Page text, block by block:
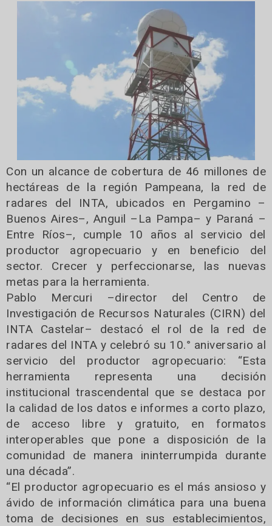
Con un alcance de cobertura de 46 millones de
hectáreas de la región Pampeana, la red de
radares del INTA, ubicados en Pergamino –
Buenos Aires–, Anguil –La Pampa– y Paraná –
Entre Ríos–, cumple 10 años al servicio del
productor agropecuario y en beneficio del
sector. Crecer y perfeccionarse, las nuevas
metas para la herramienta.
Pablo Mercuri –director del Centro de
Investigación de Recursos Naturales (CIRN) del
INTA Castelar– destacó el rol de la red de
radares del INTA y celebró su 10.° aniversario al
servicio del productor agropecuario: “Esta
herramienta representa una decisión
institucional trascendental que se destaca por
la calidad de los datos e informes a corto plazo,
de acceso libre y gratuito, en formatos
interoperables que pone a disposición de la
comunidad de manera ininterrumpida durante
una década”.
“El productor agropecuario es el más ansioso y
ávido de información climática para una buena
toma de decisiones en sus establecimientos,